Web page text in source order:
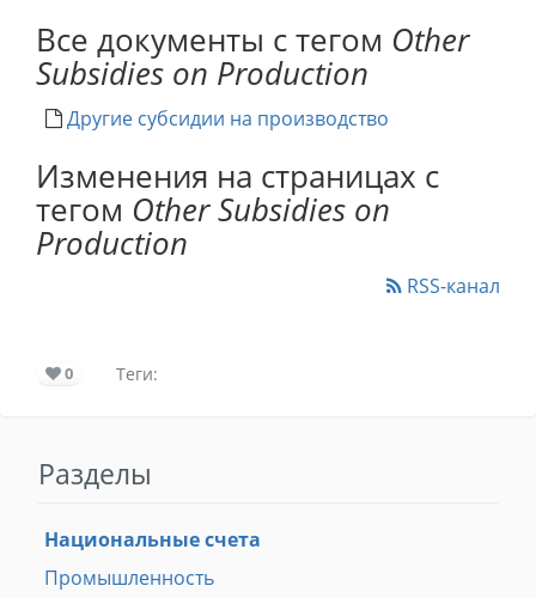
Все документы с тегом Other
Subsidies on Production
Другие субсидии на производство
Изменения на страницах с
тегом Other Subsidies on
Production
RSS-канал
0 Теги:
Разделы
Национальные счета
Промышленность